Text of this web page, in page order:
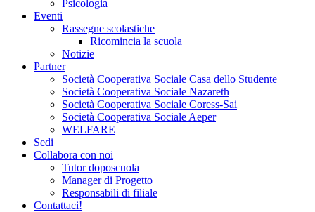
Psicologia
Eventi
Rassegne scolastiche
Ricomincia la scuola
Notizie
Partner
Società Cooperativa Sociale Casa dello Studente
Società Cooperativa Sociale Nazareth
Società Cooperativa Sociale Coress-Sai
Società Cooperativa Sociale Aeper
WELFARE
Sedi
Collabora con noi
Tutor doposcuola
Manager di Progetto
Responsabili di filiale
Contattaci!